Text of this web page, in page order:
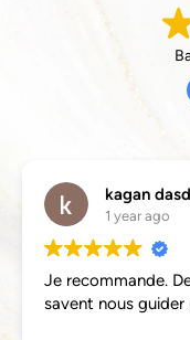
kagan
1 year ago
Je recommande.
savent nous guider